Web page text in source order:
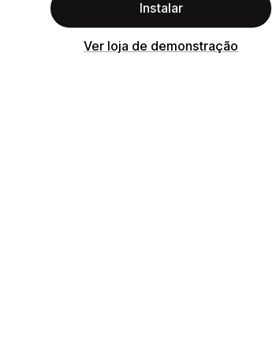
Instalar
Ver loja de demonstração